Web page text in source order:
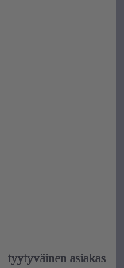
tyytyväinen asiakas